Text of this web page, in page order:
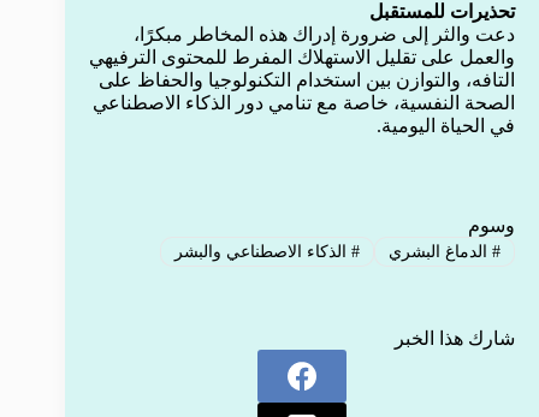
تحذيرات للمستقبل
دعت والثر إلى ضرورة إدراك هذه المخاطر مبكرًا،
والعمل على تقليل الاستهلاك المفرط للمحتوى الترفيهي
التافه، والتوازن بين استخدام التكنولوجيا والحفاظ على
الصحة النفسية، خاصة مع تنامي دور الذكاء الاصطناعي
في الحياة اليومية.
وسوم
#الدماغ البشري #الذكاء الاصطناعي والبشر
شارك هذا الخبر